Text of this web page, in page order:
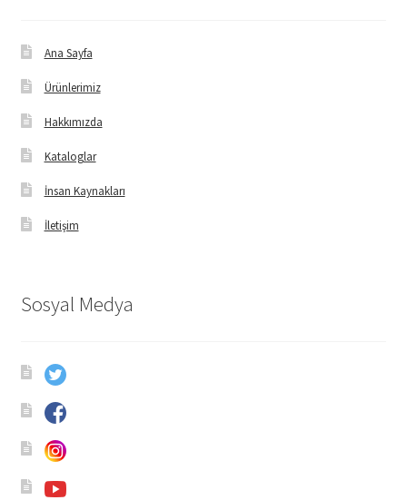
Ana Sayfa
Ürünlerimiz
Hakkımızda
Kataloglar
İnsan Kaynakları
İletişim
Sosyal Medya